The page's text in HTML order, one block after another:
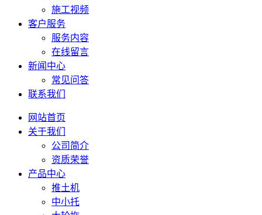
施工视频
客户服务
服务内容
在线留言
新闻中心
常见问答
联系我们
网站首页
关于我们
公司简介
资质荣誉
产品中心
推土机
中小托